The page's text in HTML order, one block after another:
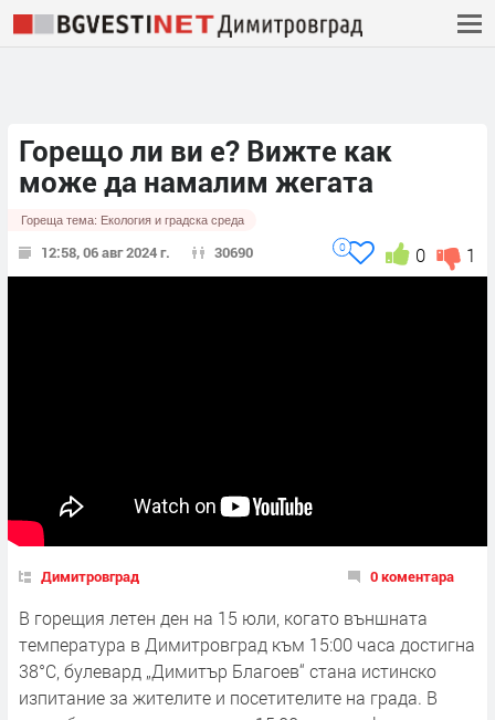
Горещо ли ви е? Вижте как
може да намалим жегата
Гореща тема: Екология и градска среда
12:58, 06 авг 2024 г. 30690 1
0
0
Димитровград 0 коментара
В горещия летен ден на 15 юли, когато външната
температура в Димитровград към 15:00 часа достигна
38°C, булевард „Димитър Благоев“ стана истинско
изпитание за жителите и посетителите на града. В